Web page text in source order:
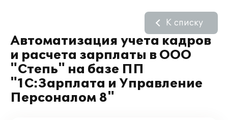
Автоматизация учета кадров
и расчета зарплаты в ООО
"Степь" на базе ПП
"1С:Зарплата и Управление
Персоналом 8"
К списку